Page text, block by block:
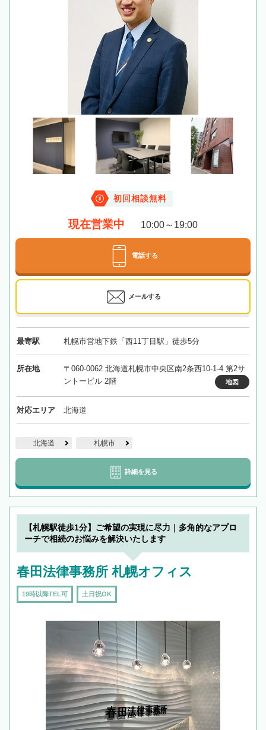
初回相談無料
現在営業中 10:00～19:00
電話する
メールする
最寄駅 札幌市営地下鉄「西11丁目駅」徒歩5分
所在地
〒060-0062 北海道札幌市中央区南2条西10-1-4 第2サ
ントービル 2階
地図
対応エリア 北海道
北海道 札幌市
詳細を見る
【札幌駅徒歩1分】ご希望の実現に尽力｜多角的なアプロ
ーチで相続のお悩みを解決いたします
春田法律事務所 札幌オフィス
19時以降TEL可 土日祝OK